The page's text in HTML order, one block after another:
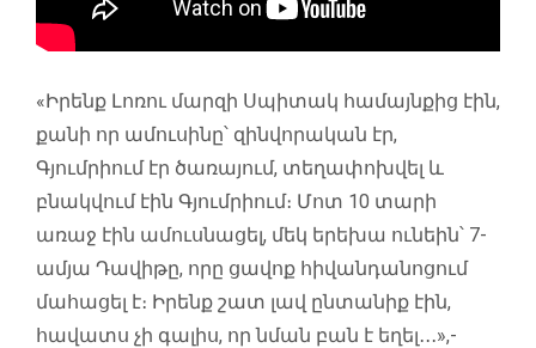
«Իրենք Լոռու մարզի Սպիտակ համայնքից էին,
քանի որ ամուսինը՝ զինվորական էր,
Գյումրիում էր ծառայում, տեղափոխվել և
բնակվում էին Գյումրիում։ Մոտ 10 տարի
առաջ էին ամուսնացել, մեկ երեխա ունեին՝ 7-
ամյա Դավիթը, որը ցավոք հիվանդանոցում
մահացել է։ Իրենք շատ լավ ընտանիք էին,
հավատս չի գալիս, որ նման բան է եղել․․․»,-